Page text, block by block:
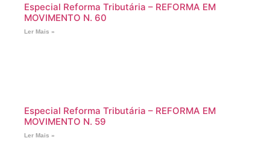
Especial Reforma Tributária – REFORMA EM
MOVIMENTO N. 60
Ler Mais »
Especial Reforma Tributária – REFORMA EM
MOVIMENTO N. 59
Ler Mais »